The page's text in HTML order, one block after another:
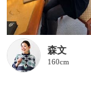
森文
160cm